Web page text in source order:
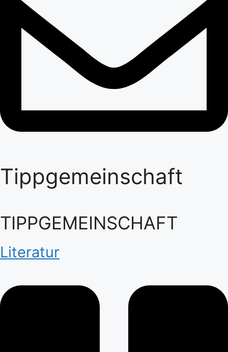
Tippgemeinschaft
TIPPGEMEINSCHAFT
Literatur